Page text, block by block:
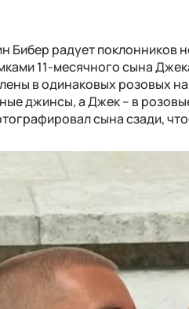
Бибер радует
11-месячного сына
в одинаковых розовых
джинсы, а Джек – в
сына сзади,